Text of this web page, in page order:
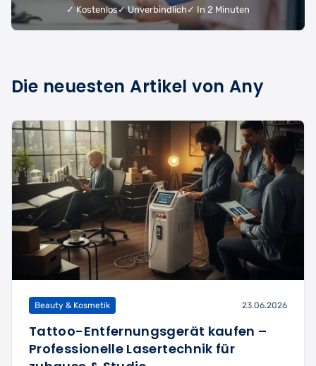
✓ Kostenlos✓ Unverbindlich ✓ In 2 Minuten
Die neuesten Artikel von Any
Beauty & Kosmetik 23.06.2026
Tattoo-Entfernungsgerät kaufen –
Professionelle Lasertechnik für